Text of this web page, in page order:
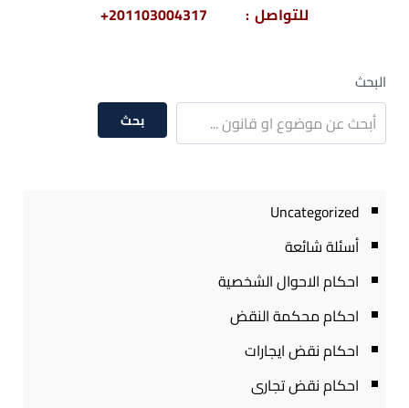
للتواصل : 201103004317+
البحث
بحث
Uncategorized
أسئلة شائعة
احكام الاحوال الشخصية
احكام محكمة النقض
احكام نقض ايجارات
احكام نقض تجارى